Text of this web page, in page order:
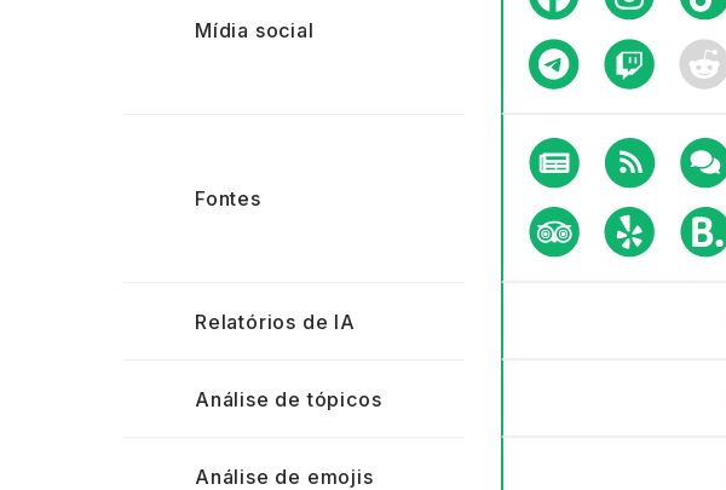
Mídia social
Fontes
Relatórios de IA
Análise de tópicos
Análise de emojis